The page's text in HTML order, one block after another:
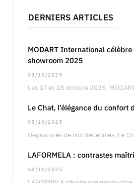
DERNIERS ARTICLES
MODART International
showroom 2025
05/10/2025
Le Chat, l’élégance du confort
05/10/2025
LAFORMELA : contrastes
04/10/2025